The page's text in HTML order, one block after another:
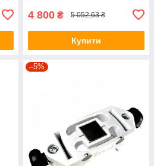
4 800 ₴ 5 052,63 ₴
Купити
–5%